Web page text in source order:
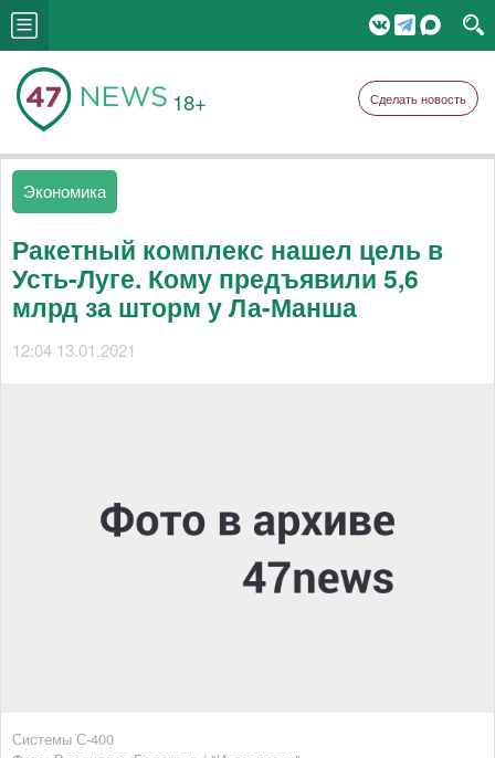
18+ Сделать новость
Экономика
Ракетный комплекс нашел цель в
Усть-Луге. Кому предъявили 5,6
млрд за шторм у Ла-Манша
12:04 13.01.2021
Системы С-400